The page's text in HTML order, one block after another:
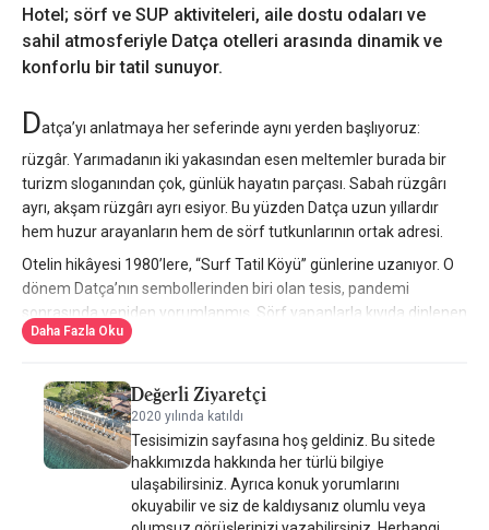
Hotel; sörf ve SUP aktiviteleri, aile dostu odaları ve
sahil atmosferiyle Datça otelleri arasında dinamik ve
konforlu bir tatil sunuyor.
Datça’yı anlatmaya her seferinde aynı yerden başlıyoruz:
rüzgâr. Yarımadanın iki yakasından esen meltemler burada bir
turizm sloganından çok, günlük hayatın parçası. Sabah rüzgârı
ayrı, akşam rüzgârı ayrı esiyor. Bu yüzden Datça uzun yıllardır
hem huzur arayanların hem de sörf tutkunlarının ortak adresi.
Otelin hikâyesi 1980’lere, “Surf Tatil Köyü” günlerine uzanıyor. O
dönem Datça’nın sembollerinden biri olan tesis, pandemi
sonrasında yeniden yorumlanmış. Sörf yapanlarla kıyıda dinlenen
misafirlerin farklı tatil anlayışı; doğa, spor, sanat, yemek ve
Mimaride öne çıkan şey doğanın önüne geçmemek. Deniz,
rüzgâr, ağaçlar ve peyzaj korunmuş; tasarımda Akdeniz sahil
yaşamından, özellikle Capri ve Amalfi’den izler var ama bunlar
Datça’nın ruhuna uyarlanmış. Bazı köşelerde çini ve seramik
işçilikleri dikkat çekiyor. Odalar sade ve işlevsel, ortak alanlar
Daha Fazla Oku
Değerli Ziyaretçi
2020 yılında katıldı
Tesisimizin sayfasına hoş geldiniz. Bu sitede
hakkımızda hakkında her türlü bilgiye
ulaşabilirsiniz. Ayrıca konuk yorumlarını
okuyabilir ve siz de kaldıysanız olumlu veya